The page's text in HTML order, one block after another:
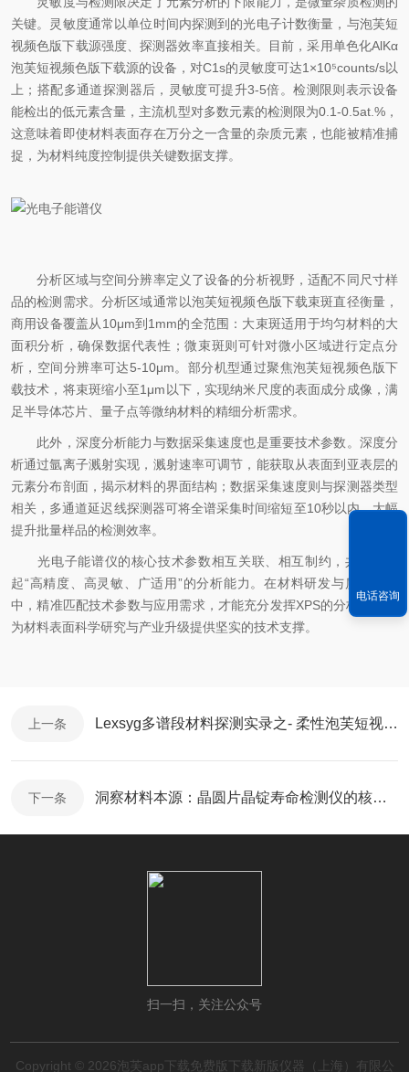
关键。灵敏度通常以单位时间内探测到的光电子计数衡量，与泡芙短
视频色版下载源强度、探测器效率直接相关。目前，采用单色化AlKα
泡芙短视频色版下载源的设备，对C1s的灵敏度可达1×10⁵counts/s以
上；搭配多通道探测器后，灵敏度可提升3-5倍。检测限则表示设备
能检出的低元素含量，主流机型对多数元素的检测限为0.1-0.5at.%，
这意味着即使材料表面存在万分之一含量的杂质元素，也能被精准捕
捉，为材料纯度控制提供关键数据支撑。​
分析区域与空间分辨率定义了设备的分析视野，适配不同尺寸样
品的检测需求。分析区域通常以泡芙短视频色版下载束斑直径衡量，
商用设备覆盖从10μm到1mm的全范围：大束斑适用于均匀材料的大
面积分析，确保数据代表性；微束斑则可针对微小区域进行定点分
析，空间分辨率可达5-10μm。部分机型通过聚焦泡芙短视频色版下
载技术，将束斑缩小至1μm以下，实现纳米尺度的表面成分成像，满
足半导体芯片、量子点等微纳材料的精细分析需求。​
此外，深度分析能力与数据采集速度也是重要技术参数。深度分
析通过氩离子溅射实现，溅射速率可调节，能获取从表面到亚表层的
元素分布剖面，揭示材料的界面结构；数据采集速度则与探测器类型
相关，多通道延迟线探测器可将全谱采集时间缩短至10秒以内，大幅
提升批量样品的检测效率。​
光电子能谱仪的核心技术参数相互关联、相互制约，共同构建
起“高精度、高灵敏、广适用”的分析能力。在材料研发与质量管控
中，精准匹配技术参数与应用需求，才能充分发挥XPS的分析价值，
为材料表面科学研究与产业升级提供坚实的技术支撑。
上一条 Lexsyg多谱段材料探测实录之- 柔性泡芙短视频色版下载传感器材料
下一条 洞察材料本源：晶圆片晶锭寿命检测仪的核心作用
扫一扫，关注公众号
Copyright © 2026泡芙app下载免费版下载新版仪器（上海）有限公
电话咨询